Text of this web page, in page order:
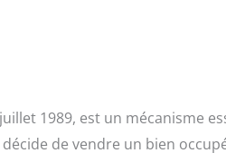
1989, est un mécanisme
de vendre un bien